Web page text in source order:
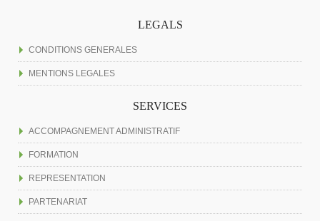
LEGALS
CONDITIONS GENERALES
MENTIONS LEGALES
SERVICES
ACCOMPAGNEMENT ADMINISTRATIF
FORMATION
REPRESENTATION
PARTENARIAT